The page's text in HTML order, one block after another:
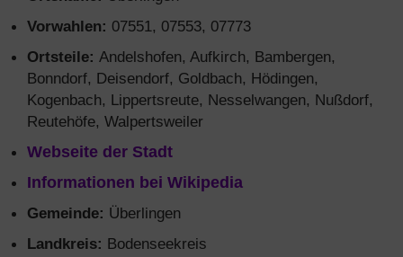
Vorwahlen: 07551, 07553, 07773
Ortsteile: Andelshofen, Aufkirch, Bambergen,
Bonndorf, Deisendorf, Goldbach, Hödingen,
Kogenbach, Lippertsreute, Nesselwangen, Nußdorf,
Reutehöfe, Walpertsweiler
Webseite der Stadt
Informationen bei Wikipedia
Gemeinde: Überlingen
Landkreis: Bodenseekreis